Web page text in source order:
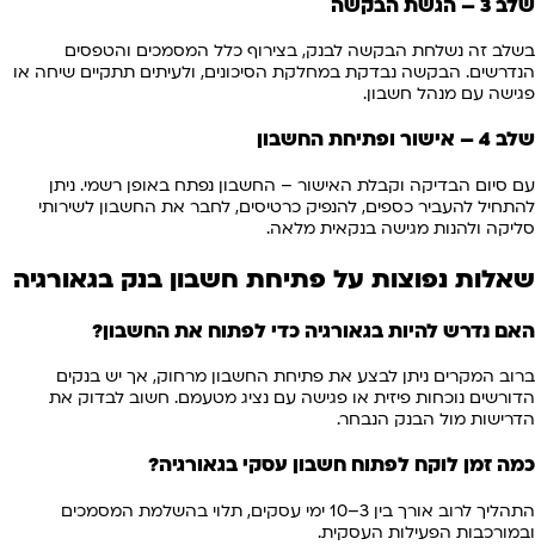
שלב 3 – הגשת הבקשה
בשלב זה נשלחת הבקשה לבנק, בצירוף כלל המסמכים והטפסים
הנדרשים. הבקשה נבדקת במחלקת הסיכונים, ולעיתים תתקיים שיחה או
פגישה עם מנהל חשבון.
שלב 4 – אישור ופתיחת החשבון
עם סיום הבדיקה וקבלת האישור – החשבון נפתח באופן רשמי. ניתן
להתחיל להעביר כספים, להנפיק כרטיסים, לחבר את החשבון לשירותי
סליקה ולהנות מגישה בנקאית מלאה.
שאלות נפוצות על פתיחת חשבון בנק בגאורגיה
האם נדרש להיות בגאורגיה כדי לפתוח את החשבון?
ברוב המקרים ניתן לבצע את פתיחת החשבון מרחוק, אך יש בנקים
הדורשים נוכחות פיזית או פגישה עם נציג מטעמם. חשוב לבדוק את
הדרישות מול הבנק הנבחר.
כמה זמן לוקח לפתוח חשבון עסקי בגאורגיה?
התהליך לרוב אורך בין 3–10 ימי עסקים, תלוי בהשלמת המסמכים
ובמורכבות הפעילות העסקית.